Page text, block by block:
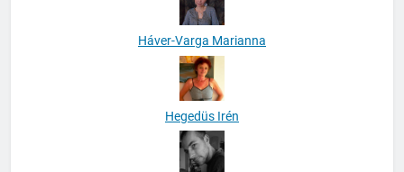
Háver-Varga Marianna
Hegedüs Irén